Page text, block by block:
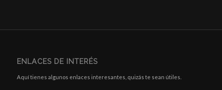
ENLACES DE INTERÉS
Aquí tienes algunos enlaces interesantes, quizás te sean útiles.